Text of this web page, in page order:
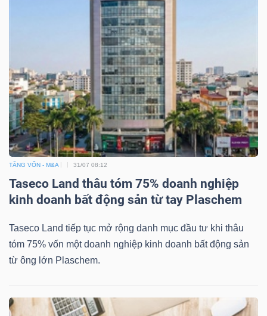
TĂNG VỐN - M&A 31/07 08:12
Taseco Land thâu tóm 75% doanh nghiệp
kinh doanh bất động sản từ tay Plaschem
Taseco Land tiếp tục mở rộng danh mục đầu tư khi thâu
tóm 75% vốn một doanh nghiệp kinh doanh bất động sản
từ ông lớn Plaschem.
Sách
tài
chính
Công
cụ
tư
Truyền